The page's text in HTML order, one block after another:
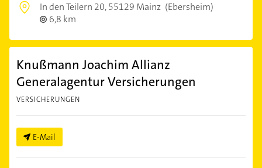
In den Teilern 20,55129 Mainz (Ebersheim)
6,8 km
Knußmann Joachim Allianz
Generalagentur Versicherungen
VERSICHERUNGEN
E-Mail